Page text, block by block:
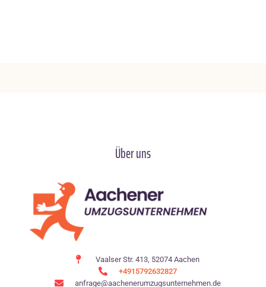
Über uns
Vaalser Str. 413, 52074 Aachen
+4915792632827
anfrage@aachenerumzugsunternehmen.de